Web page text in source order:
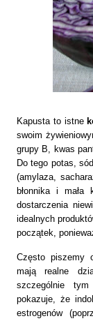
Kapusta to istne
swoim
grupy B, kwas
Do tego potas,
(amylaza,
błonnika i mała
dostarczenia
idealnych
początek,
Często piszemy
mają realne
szczególnie
pokazuje, że
estrogenów